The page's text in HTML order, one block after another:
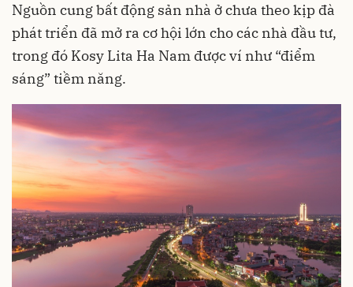
Nguồn cung bất động sản nhà ở chưa theo kịp đà
phát triển đã mở ra cơ hội lớn cho các nhà đầu tư,
trong đó Kosy Lita Ha Nam được ví như “điểm
sáng” tiềm năng.